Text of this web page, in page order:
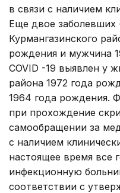
в связи с наличием
Еще двое заболевших
Курмангазинского
рождения и мужчина
COVID -19 выявлен у
района 1972 года
1964 года рождения.
при прохождение
самообращении за
с наличием
настоящее время все
инфекционную
соответствии с